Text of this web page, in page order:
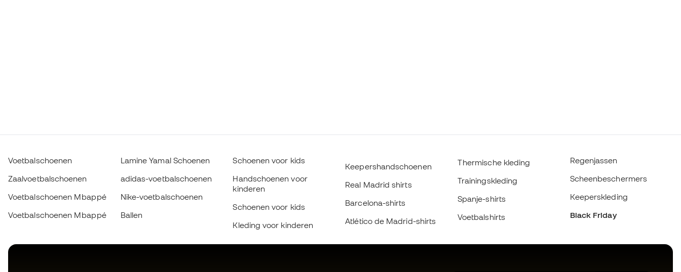
Voetbalschoenen
Zaalvoetbalschoenen
Voetbalschoenen Mbappé
Voetbalschoenen Mbappé
Lamine Yamal Schoenen
adidas-voetbalschoenen
Nike-voetbalschoenen
Ballen
Schoenen voor kids
Handschoenen voor
kinderen
Schoenen voor kids
Kleding voor kinderen
Keepershandschoenen
Real Madrid shirts
Barcelona-shirts
Atlético de Madrid-shirts
Thermische kleding
Trainingskleding
Spanje-shirts
Voetbalshirts
Regenjassen
Scheenbeschermers
Keeperskleding
Black Friday